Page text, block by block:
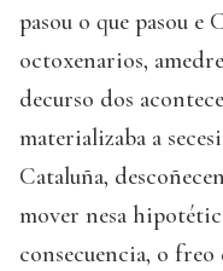
pasou o que pasou e
octoxenarios,
decurso dos
materializaba a
Cataluña,
mover nesa
consecuencia, o